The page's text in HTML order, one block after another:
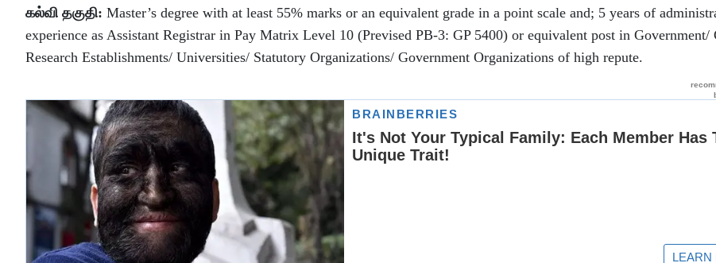
கல்வி தகுதி: Master’s degree with at least 55% marks or an equivalent grade in a point scale and; 5 years of
experience as Assistant Registrar in Pay Matrix Level 10 (Prevised PB-3: GP 5400) or equivalent post in Government/
Research Establishments/ Universities/ Statutory Organizations/ Government Organizations of high repute.